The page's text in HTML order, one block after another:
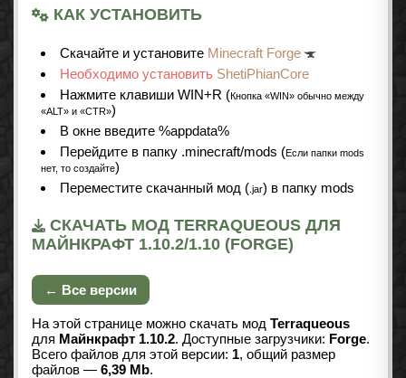
КАК УСТАНОВИТЬ
Cкачайте и установите Minecraft Forge
Необходимо установить ShetiPhianCore
Нажмите клавиши WIN+R (Кнопка «WIN» обычно между
«ALT» и «CTR»)
В окне введите %appdata%
Перейдите в папку .minecraft/mods (Если папки mods
нет, то создайте)
Переместите скачанный мод ( .jar) в папку mods
СКАЧАТЬ МОД TERRAQUEOUS ДЛЯ
МАЙНКРАФТ 1.10.2/1.10 (FORGE)
← Все версии
На этой странице можно скачать мод Terraqueous
для Майнкрафт 1.10.2. Доступные загрузчики: Forge.
Всего файлов для этой версии: 1, общий размер
файлов — 6,39 Mb.